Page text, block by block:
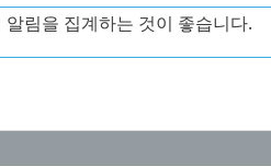
알림을 집계하는 것이 좋습니다.